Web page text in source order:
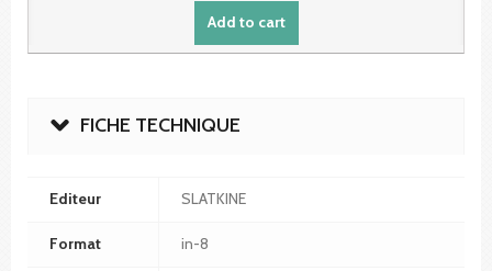
Add to cart
FICHE TECHNIQUE
Editeur SLATKINE
Format in-8